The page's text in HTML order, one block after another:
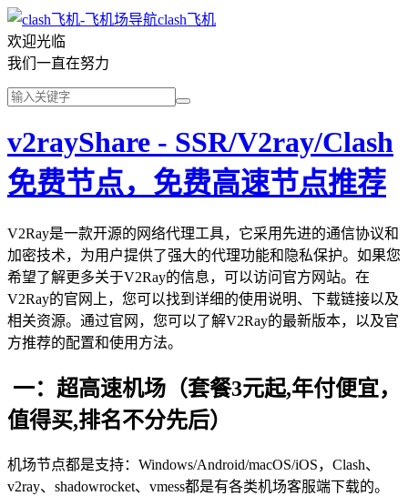
clash飞机
欢迎光临
我们一直在努力
v2rayShare - SSR/V2ray/Clash
免费节点，免费高速节点推荐
V2Ray是一款开源的网络代理工具，它采用先进的通信协议和
加密技术，为用户提供了强大的代理功能和隐私保护。如果您
希望了解更多关于V2Ray的信息，可以访问官方网站。在
V2Ray的官网上，您可以找到详细的使用说明、下载链接以及
相关资源。通过官网，您可以了解V2Ray的最新版本，以及官
方推荐的配置和使用方法。
一：超高速机场（套餐3元起,年付便宜，
值得买,排名不分先后）
机场节点都是支持：Windows/Android/macOS/iOS，Clash、
v2ray、shadowrocket、vmess都是有各类机场客服端下载的。